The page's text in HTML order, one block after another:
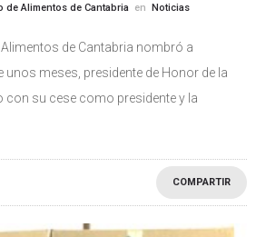
de Alimentos de Cantabria en Noticias
de Cantabria nombró a
meses, presidente de Honor de la
su cese como presidente y la
COMPARTIR